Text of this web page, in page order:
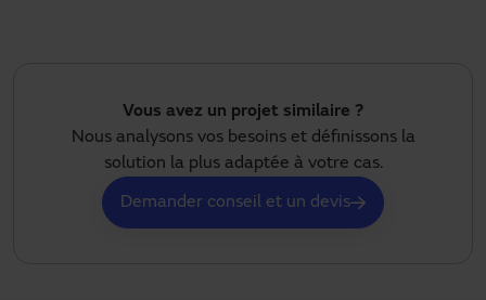
Vous avez un projet similaire ?
Nous analysons vos besoins et définissons la
solution la plus adaptée à votre cas.
Demander conseil et un devis